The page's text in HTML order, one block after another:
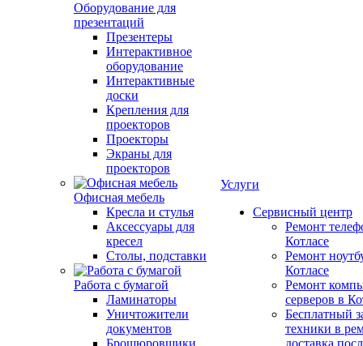
Оборудование для
презентаций
Презентеры
Интерактивное
оборудование
Интерактивные
доски
Крепления для
проекторов
Проекторы
Экраны для
проекторов
Офисная мебель
Кресла и стулья
Аксессуары для
кресел
Столы, подставки
Работа с бумагой
Ламинаторы
Уничтожители
документов
Брошюровщики
Услуги
Сервисный центр
Ремонт
Котлаcе
Ремонт
Котлаcе
Ремонт
серверов в
Бесплатный
техники в
доставка